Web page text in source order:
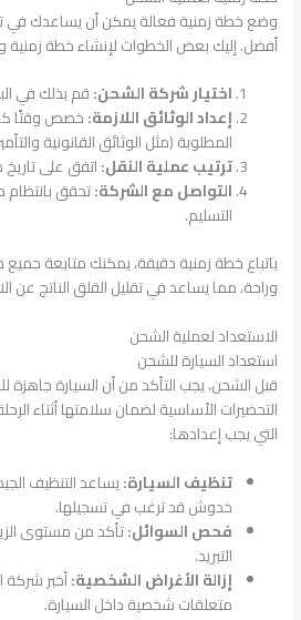
وضع خطة زمنية فعالة يمكن أن يساعدك في
أفضل. إليك بعض الخطوات لإنشاء خطة زمنية
اختيار شركة الشحن:قم بذلك في
إعداد الوثائق اللازمة:خصص وقتًا
المطلوبة (مثل الوثائق القانونية
ترتيب عملية النقل:اتفق على
التواصل مع الشركة:تحقق
التسليم.
باتباع خطة زمنية دقيقة، يمكنك متابعة
وراحة، مما يساعد في تقليل القلق الناتج عن
الاستعداد لعملية الشحن
استعداد السيارة للشحن
قبل الشحن، يجب التأكد من أن السيارة جاهزة
التحضيرات الأساسية لضمان سلامتها أثناء
التي يجب إعدادها:
تنظيف السيارة:يساعد التنظيف
خدوش قد ترغب في تسجيلها.
فحص السوائل:تأكد من مستوى
التبريد.
إزالة الأغراض الشخصية:أخبر
متعلقات شخصية داخل السيارة.